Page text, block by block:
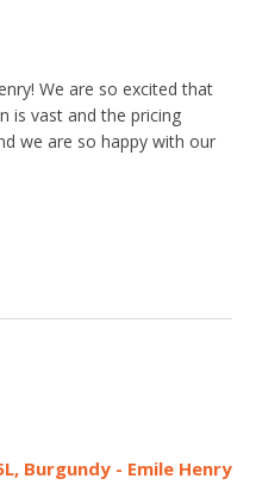
We are so excited that
is vast and the pricing
we are so happy with our
Burgundy - Emile Henry